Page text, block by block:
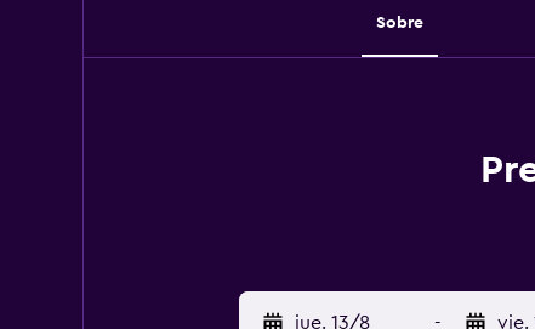
Sobre
jue. 13/8 - vie.